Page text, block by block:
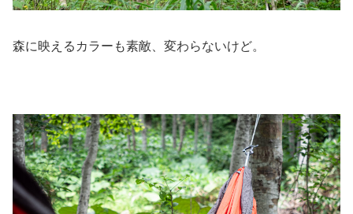
森に映えるカラーも素敵、変わらないけど。